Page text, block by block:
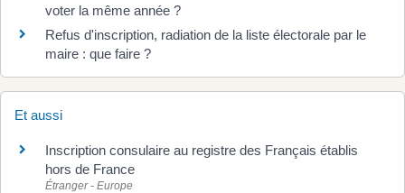
voter la même année ?
Refus d'inscription, radiation de la liste électorale par le
maire : que faire ?
Et aussi
Inscription consulaire au registre des Français établis
hors de France
Étranger - Europe